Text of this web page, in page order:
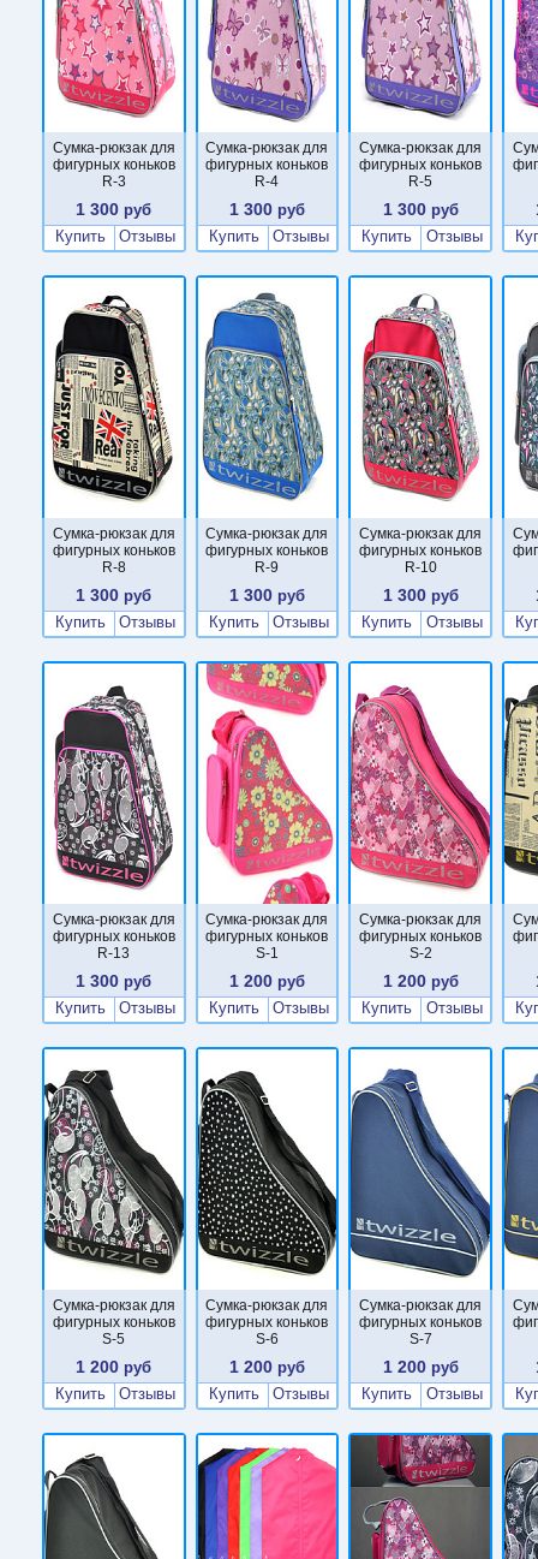
Сумка-рюкзак для
фигурных коньков
R-3
1 300 руб
Купить
Отзывы
Сумка-рюкзак для
фигурных коньков
R-4
1 300 руб
Купить
Отзывы
Сумка-рюкзак для
фигурных коньков
R-5
1 300руб
Купить
Отзывы
Сумка-рюкзак для
фигурных коньков
R-8
1 300 руб
Купить
Отзывы
Сумка-рюкзак для
фигурных коньков
R-9
1 300 руб
Купить
Отзывы
Сумка-рюкзак для
фигурных коньков
R-10
1 300руб
Купить
Отзывы
Сумка-рюкзак для
фигурных коньков
R-13
1 300 руб
Купить
Отзывы
Сумка-рюкзак для
фигурных коньков
S-1
1 200 руб
Купить
Отзывы
Сумка-рюкзак для
фигурных коньков
S-2
1 200руб
Купить
Отзывы
Сумка-рюкзак для
фигурных коньков
S-5
1 200 руб
Купить
Отзывы
Сумка-рюкзак для
фигурных коньков
S-6
1 200 руб
Купить
Отзывы
Сумка-рюкзак для
фигурных коньков
S-7
1 200руб
Купить
Отзывы